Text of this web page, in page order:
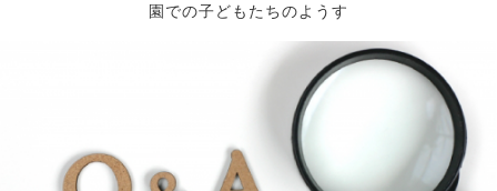
園での子どもたちのようす